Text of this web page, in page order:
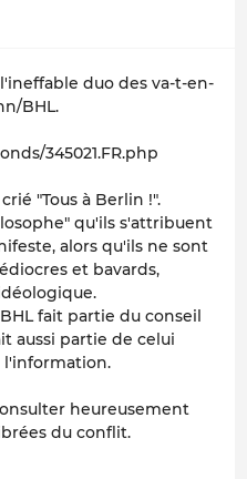
duo des va-t-en-
BHL.
345021.FR.php
"Tous à Berlin !".
qu'ils s'attribuent
alors qu'ils ne sont
et bavards,
fait partie du conseil
aussi partie de celui
l'information.
heureusement
du conflit.